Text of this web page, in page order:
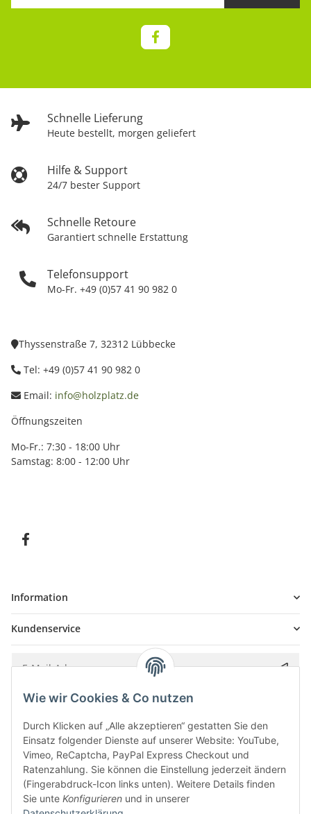
Schnelle Lieferung
Heute bestellt, morgen geliefert
Hilfe & Support
24/7 bester Support
Schnelle Retoure
Garantiert schnelle Erstattung
Telefonsupport
Mo-Fr. +49 (0)57 41 90 982 0
Thyssenstraße 7, 32312 Lübbecke
Tel: +49 (0)57 41 90 982 0
Email: info@holzplatz.de
Öffnungszeiten
Mo-Fr.: 7:30 - 18:00 Uhr
Samstag: 8:00 - 12:00 Uhr
Information
Kundenservice
Bitte senden Sie mir entsprechend IhrerDatenschutzerklärung
Wie wir Cookies & Co nutzen
Durch Klicken auf „Alle akzeptieren“ gestatten Sie den
Einsatz folgender Dienste auf unserer Website: YouTube,
Vimeo, ReCaptcha, PayPal Express Checkout und
Ratenzahlung. Sie können die Einstellung jederzeit ändern
(Fingerabdruck-Icon links unten). Weitere Details finden
Sie unte Konfigurieren und in unserer